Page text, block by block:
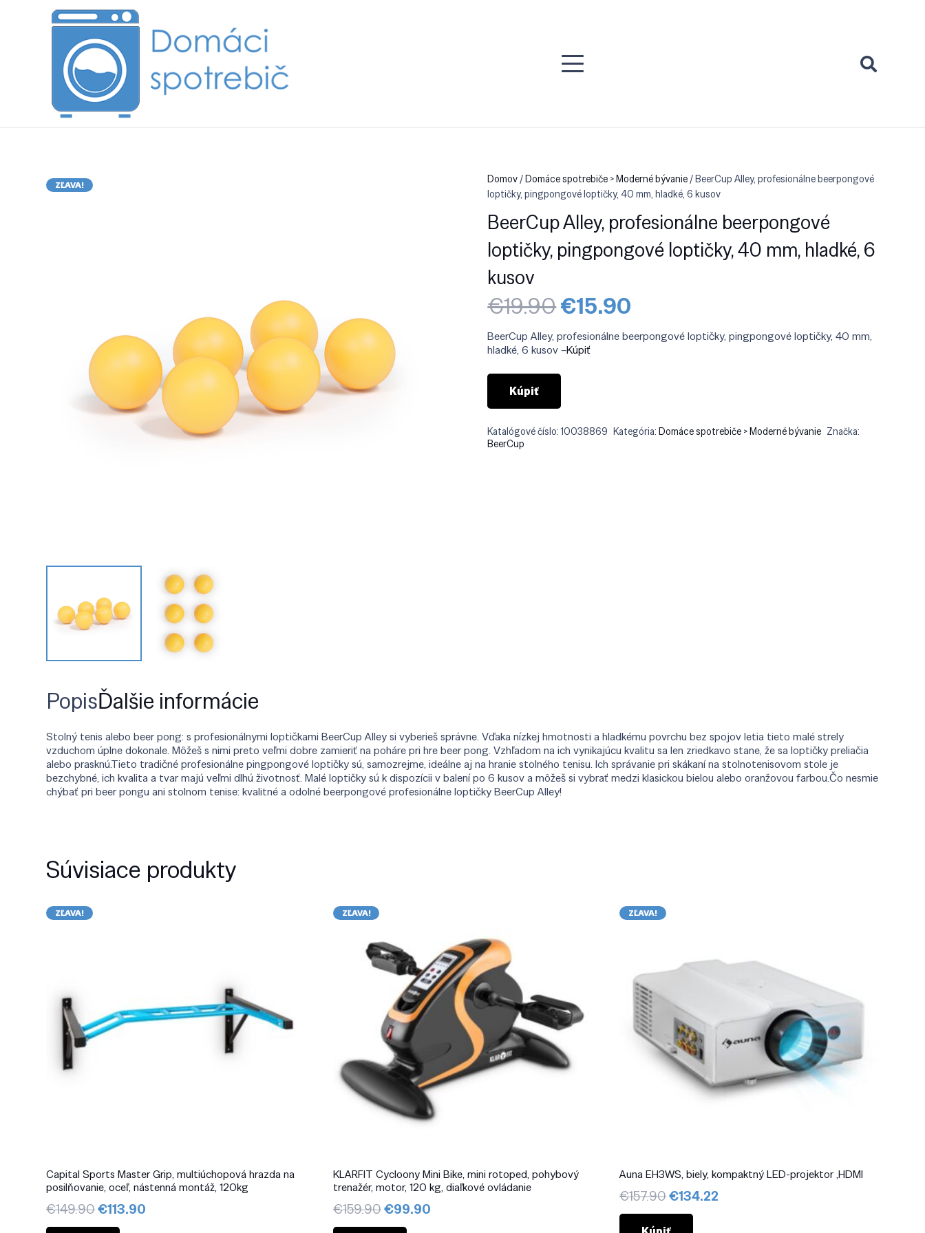
ZĽAVA! Domov/Domáce spotrebiče > Moderné bývanie/ BeerCup Alley, profesionálne beerpongové
loptičky, pingpongové loptičky, 40 mm, hladké, 6 kusov
BeerCup Alley, profesionálne beerpongové
loptičky, pingpongové loptičky, 40 mm, hladké, 6
kusov
€19.90Pôvodná
cena
bola:
€19.90.
€15.90
je:
€15.90.
BeerCup Alley, profesionálne beerpongové loptičky, pingpongové loptičky, 40 mm,
hladké, 6 kusov –Kúpiť
Kúpiť
Katalógové číslo:10038869 Kategória:Domáce spotrebiče > Moderné bývanie Značka:
BeerCup
PopisĎalšie informácie
Stolný tenis alebo beer pong: s profesionálnymi loptičkami BeerCup Alley si vyberieš správne. Vďaka nízkej hmotnosti a hladkému povrchu bez spojov letia tieto malé strely
vzduchom úplne dokonale. Môžeš s nimi preto veľmi dobre zamieriť na poháre pri hre beer pong. Vzhľadom na ich vynikajúcu kvalitu sa len zriedkavo stane, že sa loptičky preliačia
alebo prasknú.Tieto tradičné profesionálne pingpongové loptičky sú, samozrejme, ideálne aj na hranie stolného tenisu. Ich správanie pri skákaní na stolnotenisovom stole je
bezchybné, ich kvalita a tvar majú veľmi dlhú životnosť. Malé loptičky sú k dispozícii v balení po 6 kusov a môžeš si vybrať medzi klasickou bielou alebo oranžovou farbou.Čo nesmie
chýbať pri beer pongu ani stolnom tenise: kvalitné a odolné beerpongové profesionálne loptičky BeerCup Alley!
Súvisiace produkty
ZĽAVA!
Capital Sports Master Grip, multiúchopová hrazda na
posilňovanie, oceľ, nástenná montáž, 120kg
€149.90Pôvodná
cena
€113.90
ZĽAVA!
KLARFIT Cycloony Mini Bike, mini rotoped, pohybový
trenažér, motor, 120 kg, diaľkové ovládanie
€159.90Pôvodná
cena
€99.90Aktuálna
ZĽAVA!
Auna EH3WS, biely, kompaktný LED-projektor ,HDMI
€157.90Pôvodná
cena
€134.22